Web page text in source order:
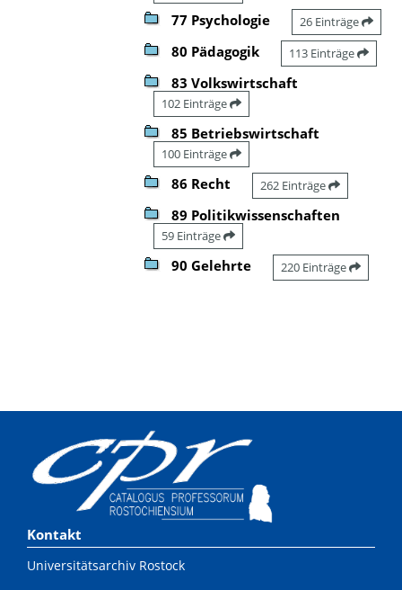
77 Psychologie 26 Einträge
80 Pädagogik 113 Einträge
83 Volkswirtschaft
102 Einträge
85 Betriebswirtschaft
100 Einträge
86 Recht 262 Einträge
89 Politikwissenschaften
59 Einträge
90 Gelehrte 220 Einträge
Kontakt
Universitätsarchiv Rostock